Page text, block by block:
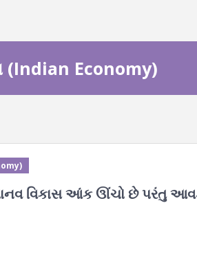
(Indian Economy)
વિકાસ આંક ઊંચો છે પરંતુ